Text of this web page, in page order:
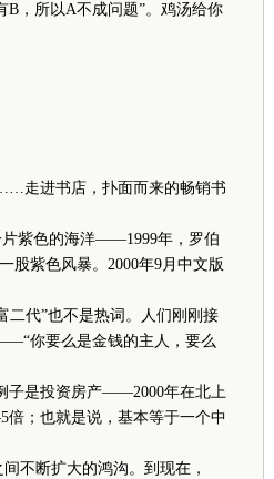
，所以A不成问题”。鸡汤给你
走进书店，扑面而来的畅销书
紫色的海洋——1999年，罗伯
股紫色风暴。2000年9月中文版
代”也不是热词。人们刚刚接
你要么是金钱的主人，要么
子是投资房产——2000年在北上
；也就是说，基本等于一个中
不断扩大的鸿沟。到现在，